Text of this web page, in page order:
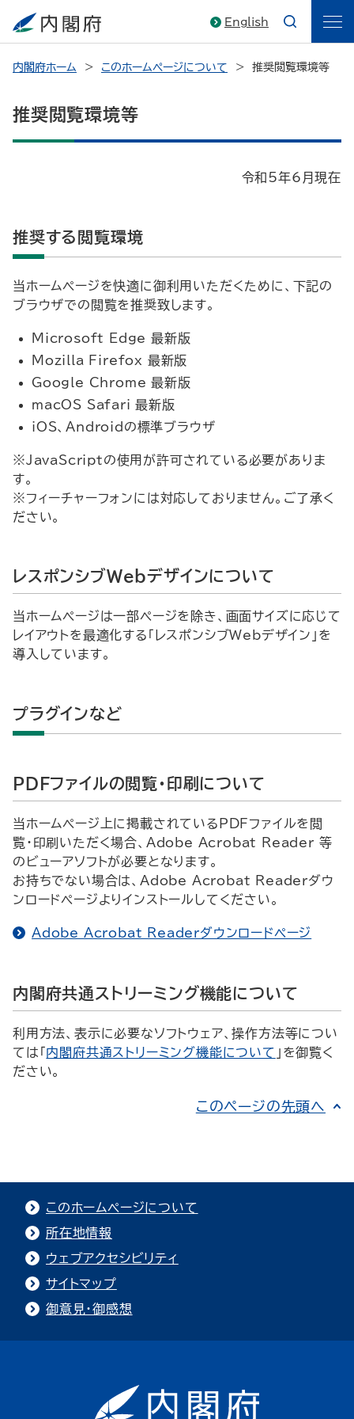
English
内閣府ホーム このホームページについて 推奨閲覧環境等
推奨閲覧環境等
令和5年6月現在
推奨する閲覧環境
当ホームページを快適に御利用いただくために、下記の
ブラウザでの閲覧を推奨致します。
Microsoft Edge 最新版
Mozilla Firefox 最新版
Google Chrome 最新版
macOS Safari 最新版
iOS、 Android の標準ブラウザ
※JavaScriptの使用が許可されている必要がありま
す。
※フィーチャーフォンには対応しておりません。ご了承く
ださい。
レスポンシブWebデザインについて
当ホームページは一部ページを除き、画面サイズに応じて
レイアウトを最適化する「レスポンシブWebデザイン」を
導入しています。
プラグインなど
PDFファイルの閲覧・印刷について
当ホームページ上に掲載されている PDFファイルを閲
覧・印刷いただく場合、 Adobe Acrobat Reader 等
のビューアソフトが必要となります。
お持ちでない場合は、 Adobe Acrobat Readerダウ
ンロードページよりインストールしてください。
Adobe Acrobat Readerダウンロードページ
内閣府共通ストリーミング機能について
利用方法、表示に必要なソフトウェア、操作方法等につい
ては「 内閣府共通ストリーミング機能について 」を御覧く
ださい。
このページの先頭へ
このホームページについて
所在地情報
ウェブアクセシビリティ
サイトマップ
御意見・御感想